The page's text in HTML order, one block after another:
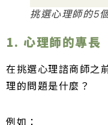
挑選心理師的5
1. 心理師的專長
在挑選心理諮商師之
理的問題是什麼？
例如：